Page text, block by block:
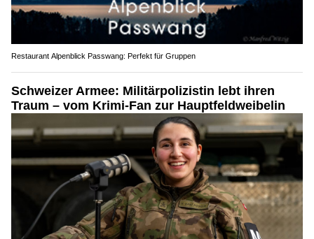
Restaurant Alpenblick Passwang: Perfekt für Gruppen
Schweizer Armee: Militärpolizistin lebt ihren
Traum – vom Krimi-Fan zur Hauptfeldweibelin